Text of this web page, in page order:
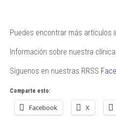
Puedes encontrar más artículos
Información sobre nuestra clínica
Síguenos en nuestras RRSS
Comparte esto:
Facebook X